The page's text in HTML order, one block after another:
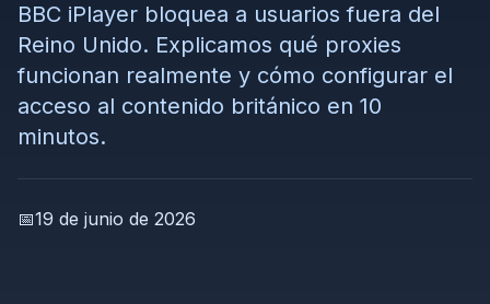
BBC iPlayer bloquea a usuarios fuera del
Reino Unido. Explicamos qué proxies
funcionan realmente y cómo configurar el
acceso al contenido británico en 10
minutos.
📅19 de junio de 2026